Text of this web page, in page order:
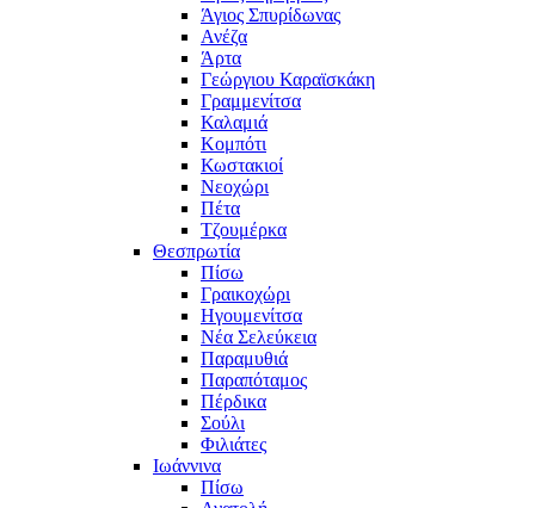
Άγιος Σπυρίδωνας
Ανέζα
Άρτα
Γεώργιου Καραϊσκάκη
Γραμμενίτσα
Καλαμιά
Κομπότι
Κωστακιοί
Νεοχώρι
Πέτα
Τζουμέρκα
Θεσπρωτία
Πίσω
Γραικοχώρι
Ηγουμενίτσα
Νέα Σελεύκεια
Παραμυθιά
Παραπόταμος
Πέρδικα
Σούλι
Φιλιάτες
Ιωάννινα
Πίσω